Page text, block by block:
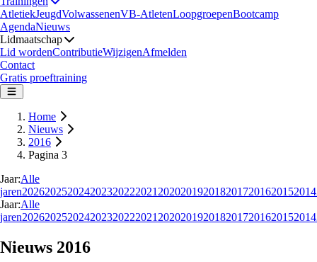
AtletiekJeugdVolwassenenVB-AtletenLoopgroepenBootcamp
AgendaNieuws
Lidmaatschap
Lid wordenContributieWijzigenAfmelden
Contact
Gratis proeftraining
Home
Nieuws
2016
Pagina 3
Jaar:Alle
jaren202620252024202320222021 2020201920182017201620152014
Jaar:Alle
jaren202620252024202320222021 2020201920182017201620152014
Nieuws 2016